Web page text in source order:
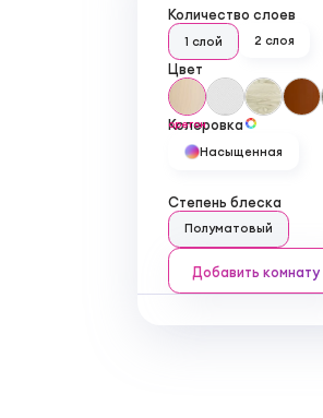
Количество слоев
1 слой 2 слоя
Цвет
орегон
Колеровка
Насыщенная
Степень блеска
Полуматовый
Добавить комнату